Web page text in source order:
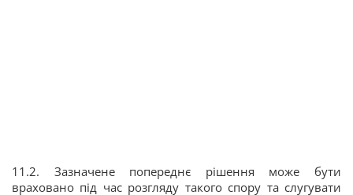
11.2. Зазначене попереднє рішення може бути
враховано під час розгляду такого спору та слугувати